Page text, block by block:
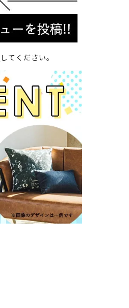
してください。